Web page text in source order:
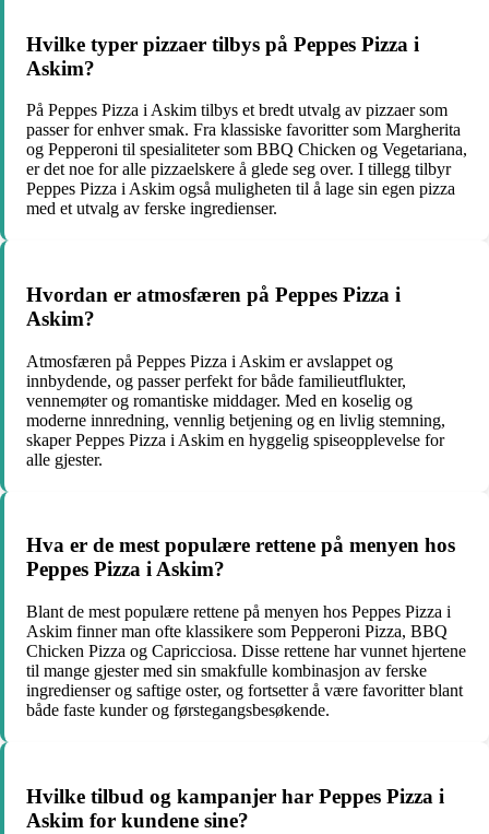
Hvilke typer pizzaer tilbys på Peppes Pizza i
Askim?
På Peppes Pizza i Askim tilbys et bredt utvalg av pizzaer som
passer for enhver smak. Fra klassiske favoritter som Margherita
og Pepperoni til spesialiteter som BBQ Chicken og Vegetariana,
er det noe for alle pizzaelskere å glede seg over. I tillegg tilbyr
Peppes Pizza i Askim også muligheten til å lage sin egen pizza
med et utvalg av ferske ingredienser.
Hvordan er atmosfæren på Peppes Pizza i
Askim?
Atmosfæren på Peppes Pizza i Askim er avslappet og
innbydende, og passer perfekt for både familieutflukter,
vennemøter og romantiske middager. Med en koselig og
moderne innredning, vennlig betjening og en livlig stemning,
skaper Peppes Pizza i Askim en hyggelig spiseopplevelse for
alle gjester.
Hva er de mest populære rettene på menyen hos
Peppes Pizza i Askim?
Blant de mest populære rettene på menyen hos Peppes Pizza i
Askim finner man ofte klassikere som Pepperoni Pizza, BBQ
Chicken Pizza og Capricciosa. Disse rettene har vunnet hjertene
til mange gjester med sin smakfulle kombinasjon av ferske
ingredienser og saftige oster, og fortsetter å være favoritter blant
både faste kunder og førstegangsbesøkende.
Hvilke tilbud og kampanjer har Peppes Pizza i
Askim for kundene sine?